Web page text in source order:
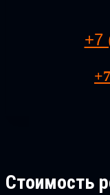
+7
Стоимость